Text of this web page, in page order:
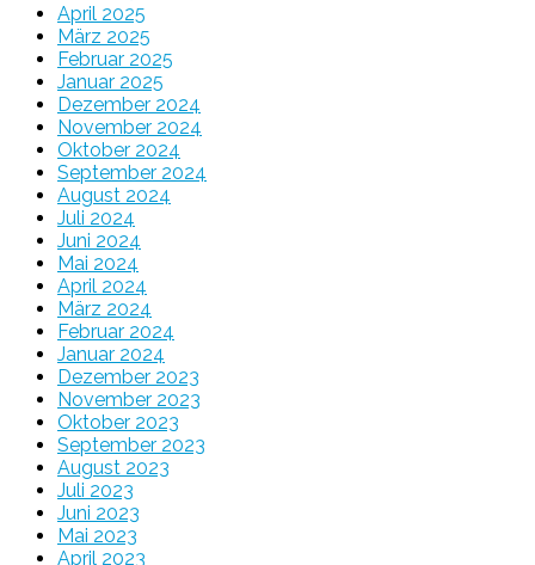
April 2025
März 2025
Februar 2025
Januar 2025
Dezember 2024
November 2024
Oktober 2024
September 2024
August 2024
Juli 2024
Juni 2024
Mai 2024
April 2024
März 2024
Februar 2024
Januar 2024
Dezember 2023
November 2023
Oktober 2023
September 2023
August 2023
Juli 2023
Juni 2023
Mai 2023
April 2023